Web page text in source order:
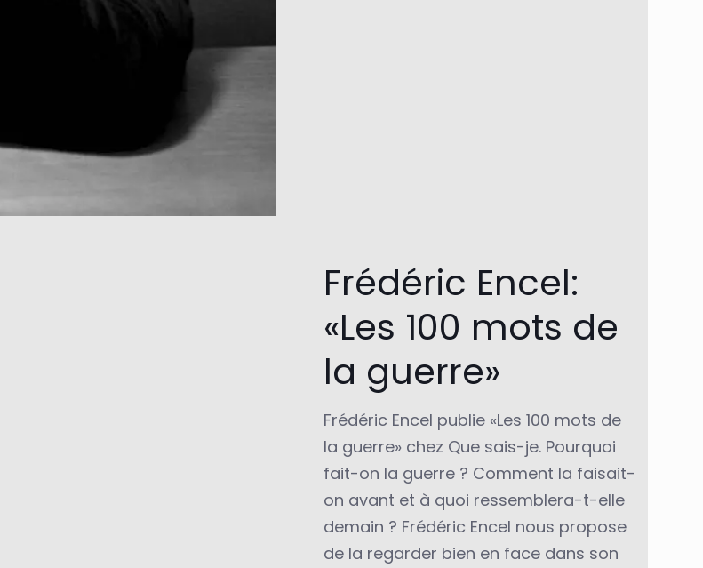
Frédéric Encel:
«Les 100 mots de
la guerre»
Frédéric Encel publie «Les 100 mots de
la guerre» chez Que sais-je. Pourquoi
fait-on la guerre ? Comment la faisait-
on avant et à quoi ressemblera-t-elle
demain ? Frédéric Encel nous propose
de la regarder bien en face dans son